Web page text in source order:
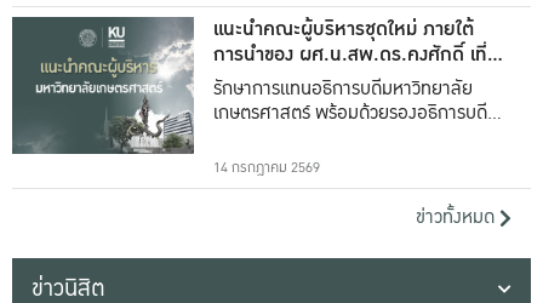
แนะนำคณะผู้บริหารชุดใหม่ ภายใต้
การนำของ ผศ.น.สพ.ดร.คงศักดิ์ เที่ยง
ธรรม
รักษาการแทนอธิการบดีมหาวิทยาลัย
เกษตรศาสตร์ พร้อมด้วยรองอธิการบดีทั้ง
14 กรกฎาคม 2569
ข่าวทั้งหมด
ข่าวนิสิต